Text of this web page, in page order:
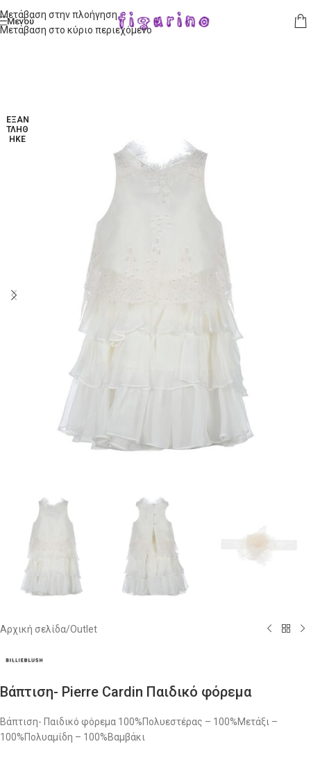
Μετάβαση στην πλοήγηση
Μετάβαση στο κύριο περιεχόμενο
Μενού
ΕΞΑΝ
ΤΛΉΘ
ΗΚΕ
Αρχική σελίδα/Outlet
Βάπτιση- Pierre Cardin Παιδικό φόρεμα
Βάπτιση- Παιδικό φόρεμα 100%Πολυεστέρας – 100%Μετάξι –
100%Πολυαμίδη – 100%Βαμβάκι